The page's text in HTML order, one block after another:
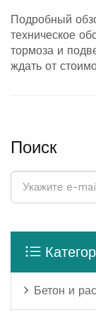
Подробный
техническое
тормоза и
ждать от
Поиск
Бетон и